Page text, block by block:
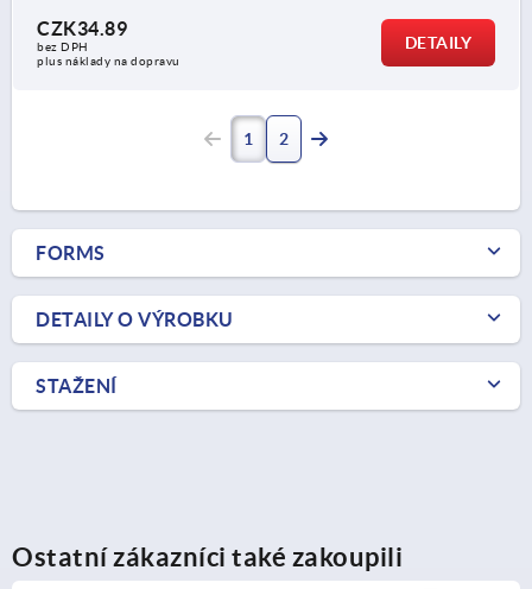
CZK34.89
bez DPH
plus náklady na dopravu
DETAILY
1 2
FORMS
DETAILY O VÝROBKU
STAŽENÍ
Ostatní zákazníci také zakoupili